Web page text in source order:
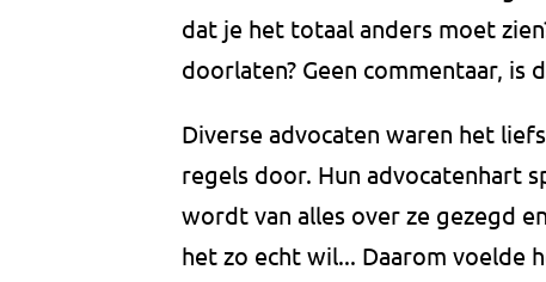
dat je het totaal anders moet
doorlaten? Geen commentaar, is
Diverse advocaten waren het
regels door. Hun advocatenhart
wordt van alles over ze gezegd
het zo echt wil... Daarom voelde